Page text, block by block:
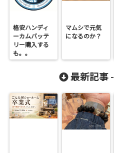
格安ハンディ
ーカムバッテ
リー購入する
も。。
マムシで元気
になるのか？
最新記事 -